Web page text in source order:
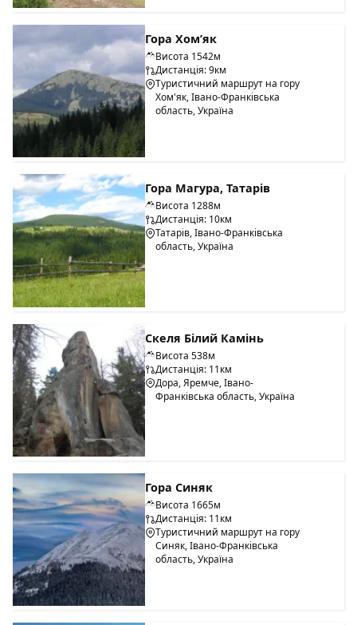
Гора Хом’як
Висота 1542м
Дистанція: 9км
Туристичний маршрут на гору
Хом'як, Івано-Франківська
область, Україна
Гора Магура, Татарів
Висота 1288м
Дистанція: 10км
Татарів, Івано-Франківська
область, Україна
Скеля Білий Камінь
Висота 538м
Дистанція: 11км
Дора, Яремче, Івано-
Франківська область, Україна
Гора Синяк
Висота 1665м
Дистанція: 11км
Туристичний маршрут на гору
Синяк, Івано-Франківська
область, Україна